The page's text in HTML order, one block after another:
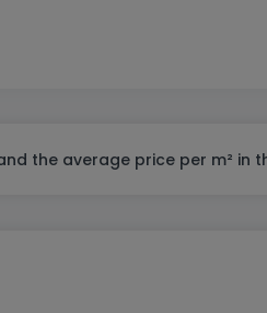
the average price per m² in